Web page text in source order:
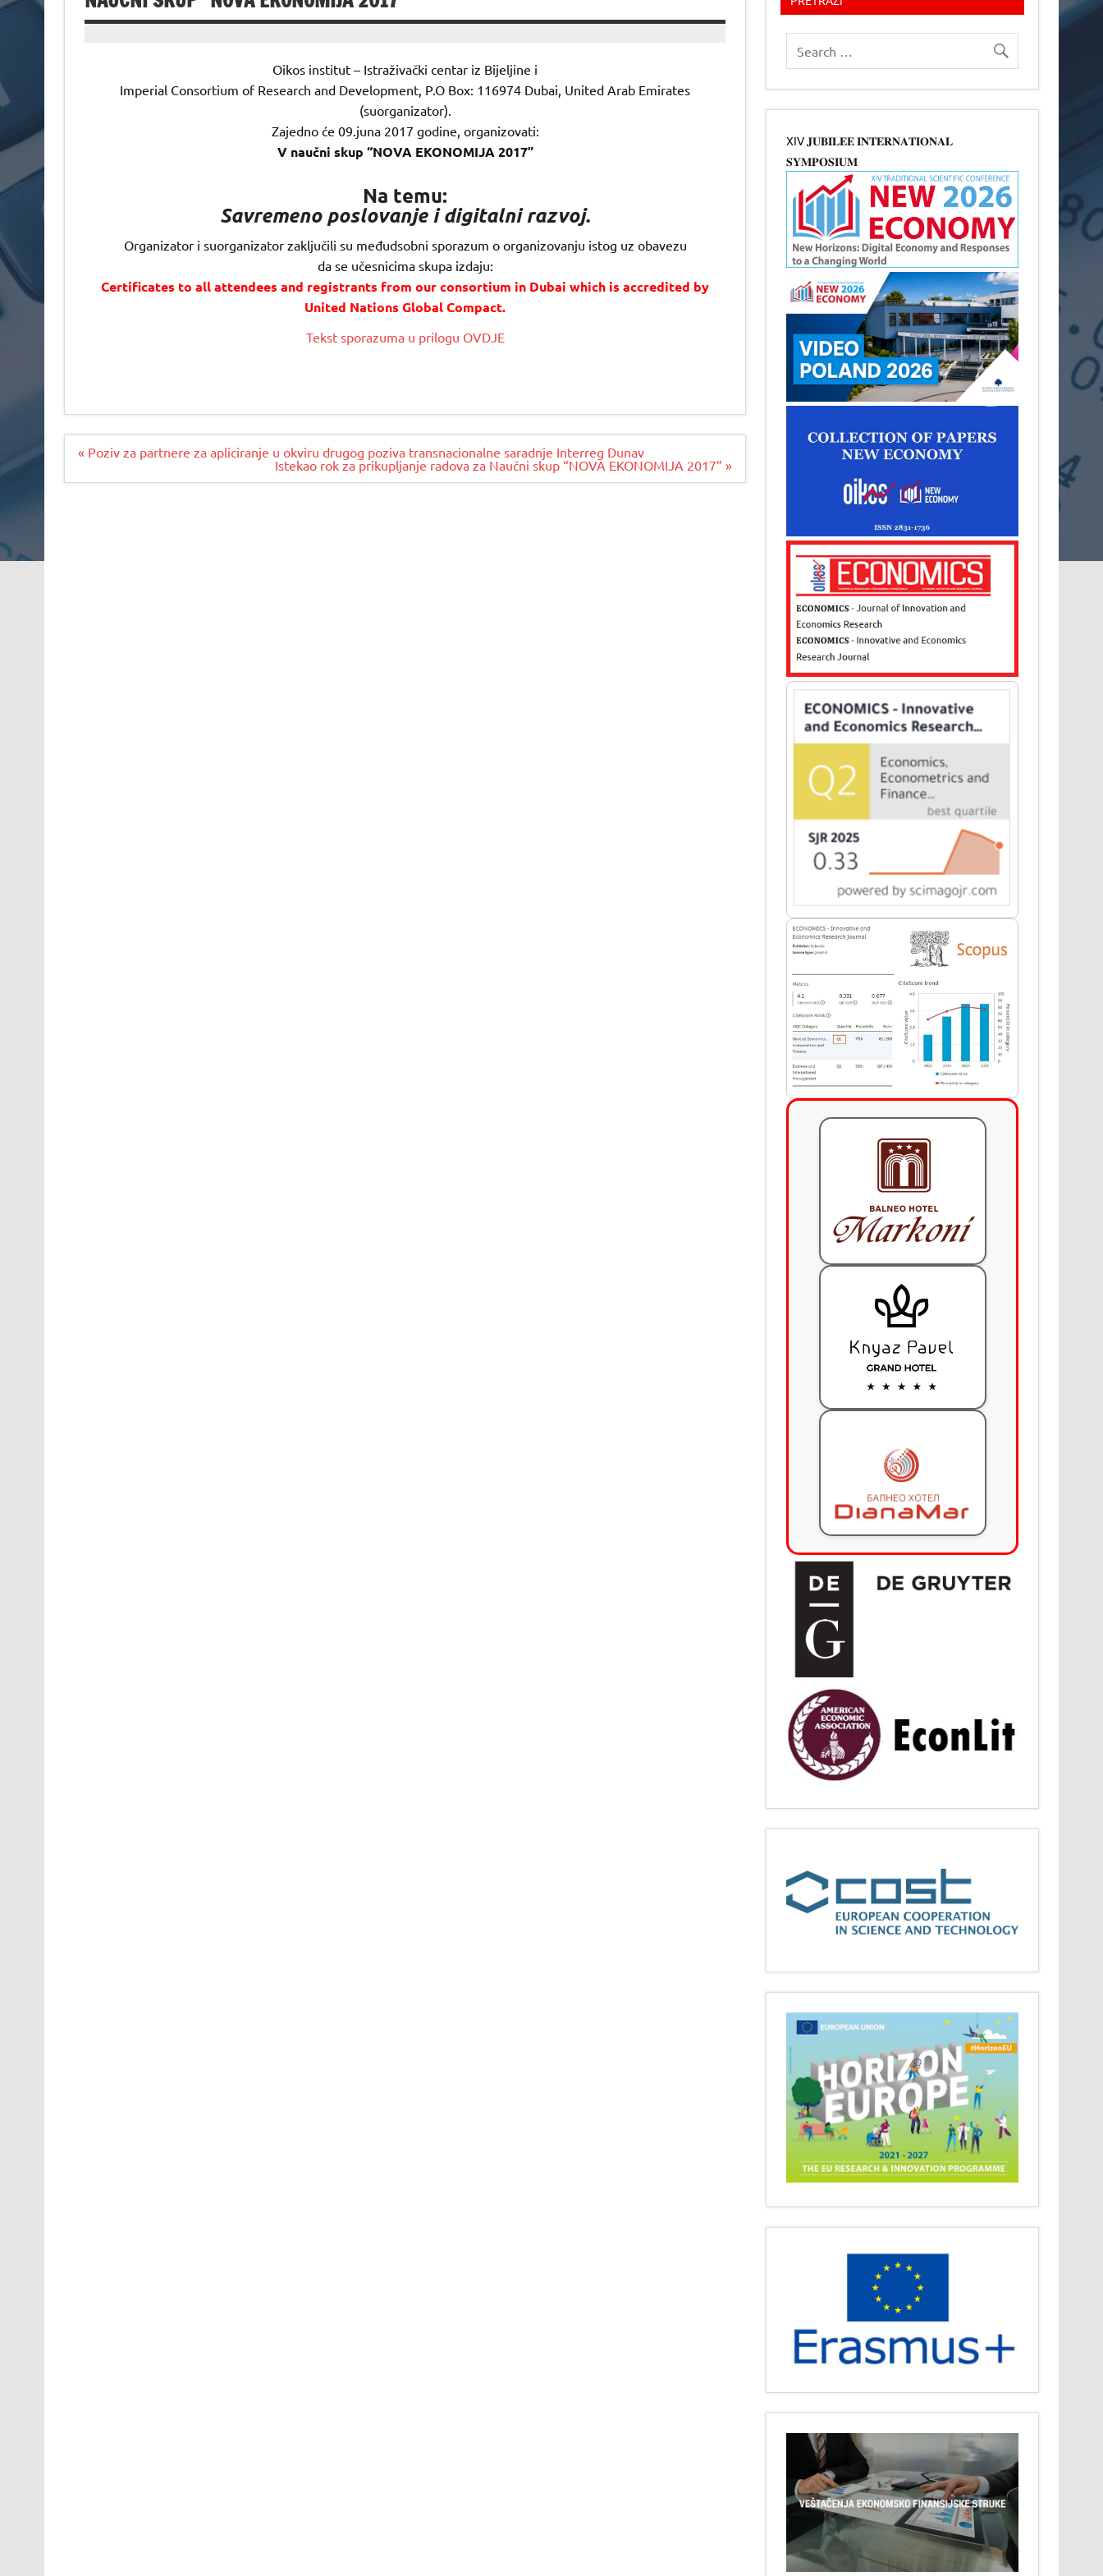
Oikos institut – Istraživački centar iz Bijeljine i
Imperial Consortium of Research and Development, P.O Box: 116974 Dubai, United Arab Emirates
(suorganizator).
Zajedno će 09.juna 2017 godine, organizovati:
V naučni skup “NOVA EKONOMIJA 2017”
Na temu:
Savremeno poslovanje i digitalni razvoj.
Organizator i suorganizator zaključili su međudsobni sporazum o organizovanju istog uz obavezu
da se učesnicima skupa izdaju:
Certificates to all attendees and registrants from our consortium in Dubai which is accredited by
United Nations Global Compact.
Tekst sporazuma u prilogu OVDJE
Navigacija
« Poziv za partnere za apliciranje u okviru drugog poziva transnacionalne saradnje Interreg Dunav
Istekao rok za prikupljanje radova za Naučni skup “NOVA EKONOMIJA 2017” »
XIV 𝐉𝐔𝐁𝐈𝐋𝐄𝐄 𝐈𝐍𝐓𝐄𝐑𝐍𝐀𝐓𝐈𝐎𝐍𝐀𝐋
𝐒𝐘𝐌𝐏𝐎𝐒𝐈𝐔𝐌